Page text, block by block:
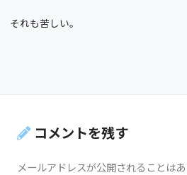
それも苦しい。
コメントを残す
メールアドレスが公開されることはあ